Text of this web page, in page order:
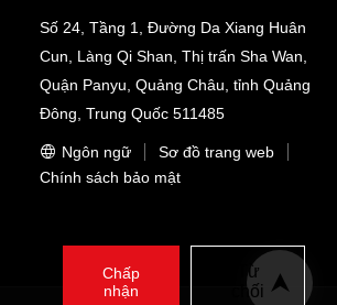
Số 24, Tầng 1, Đường Da Xiang Huân
Cun, Làng Qi Shan, Thị trấn Sha Wan,
Quận Panyu, Quảng Châu, tỉnh Quảng
Đông, Trung Quốc 511485
Ngôn ngữ
Sơ đồ trang web
Chính sách bảo mật
Chấp
nhận
Từ
chối